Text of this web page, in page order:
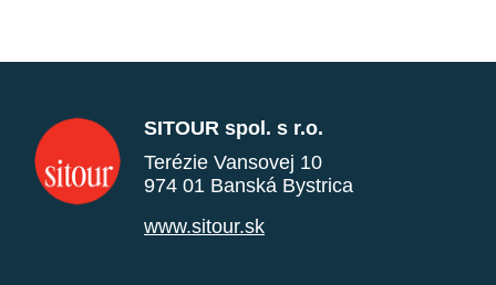
SITOUR spol. s r.o.
Terézie Vansovej 10
974 01 Banská Bystrica
www.sitour.sk